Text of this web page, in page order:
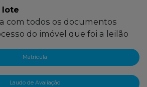
lote
com todos os documentos
do imóvel que foi a leilão
Matrícula
Laudo de Avaliação